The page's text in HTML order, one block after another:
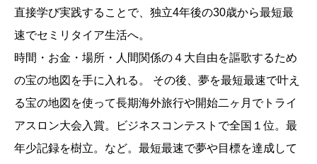
直接学び実践することで、独立4年後の30歳から最短最
速でセミリタイア生活へ。
時間・お金・場所・人間関係の４大自由を謳歌するため
の宝の地図を手に入れる。 その後、夢を最短最速で叶え
る宝の地図を使って長期海外旅行や開始二ヶ月でトライ
アスロン大会入賞。ビジネスコンテストで全国１位。最
年少記録を樹立。など。最短最速で夢や目標を達成して